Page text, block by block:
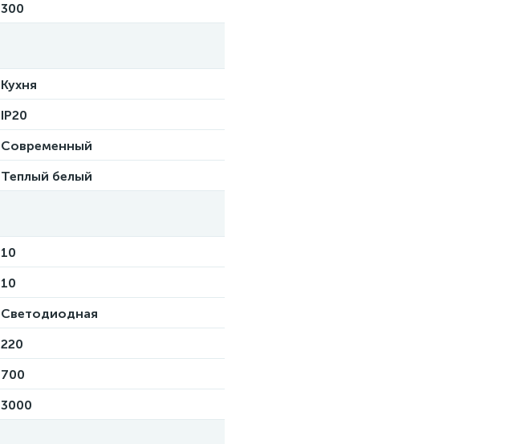
300
Кухня
IP20
Современный
Теплый белый
10
10
Светодиодная
220
700
3000